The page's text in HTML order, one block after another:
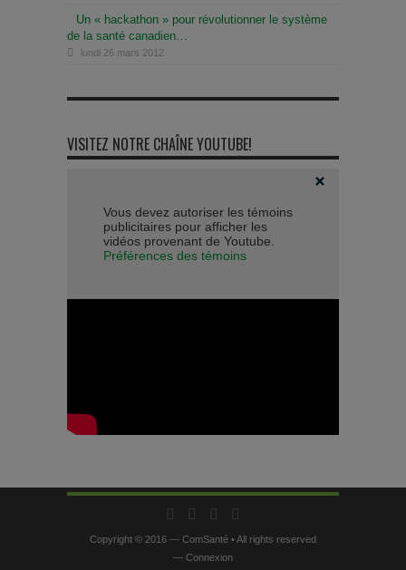
Un « hackathon » pour révolutionner le système
de la santé canadien…
lundi 26 mars 2012
VISITEZ NOTRE CHAÎNE YOUTUBE!
Vous devez autoriser les témoins
publicitaires pour afficher les
vidéos provenant de Youtube.
Préférences des témoins
Copyright © 2016 — ComSanté • All rights reserved
— Connexion